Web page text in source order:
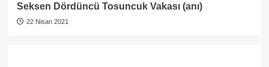
Seksen Dördüncü Tosuncuk Vakası (anı)
22 Nisan 2021